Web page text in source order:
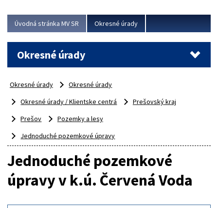
Viac
Úvodná stránka MV SR Okresné úrady
Okresné úrady
Okresné úrady
Okresné úrady
Okresné úrady / Klientske centrá
Prešovský kraj
Prešov
Pozemky a lesy
Jednoduché pozemkové úpravy
Jednoduché pozemkové
úpravy v k.ú. Červená Voda